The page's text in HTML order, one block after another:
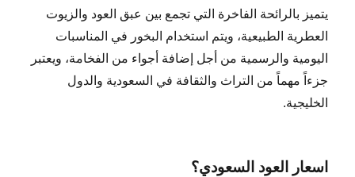
يتميز بالرائحة الفاخرة التي تجمع بين عبق العود والزيوت
العطرية الطبيعية، ويتم استخدام البخور في المناسبات
اليومية والرسمية من أجل إضافة أجواء من الفخامة، ويعتبر
جزءاً مهماً من التراث والثقافة في السعودية والدول
الخليجية.
اسعار العود السعودي؟